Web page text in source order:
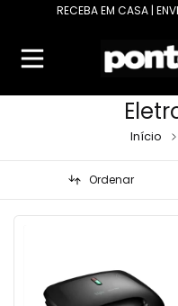
RECEBA EM CASA |
Início
Ordenar